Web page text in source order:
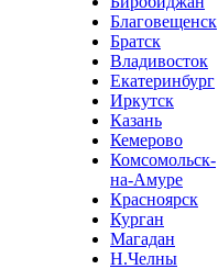
Благовещенск
Братск
Владивосток
Екатеринбург
Иркутск
Казань
Кемерово
Комсомольск-
на-Амуре
Красноярск
Курган
Магадан
Н.Челны